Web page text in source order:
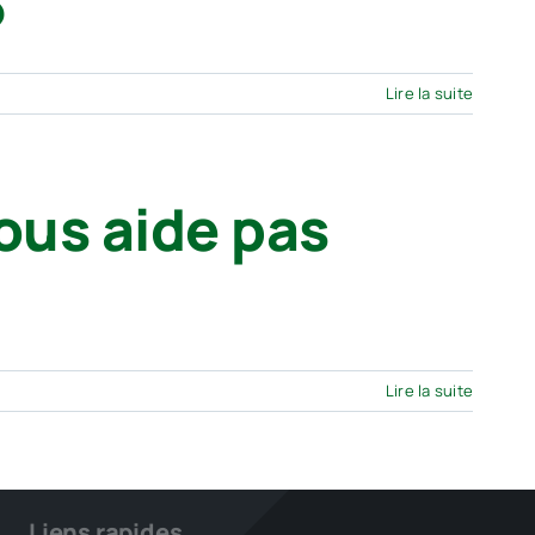
Lire la suite
aide pas
Lire la suite